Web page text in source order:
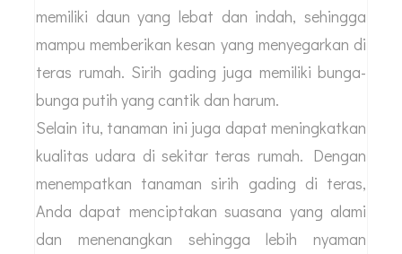
memiliki daun yang lebat dan indah, sehingga
mampu memberikan kesan yang menyegarkan di
teras rumah. Sirih gading juga memiliki bunga-
bunga putih yang cantik dan harum.
Selain itu, tanaman ini juga dapat meningkatkan
kualitas udara di sekitar teras rumah. Dengan
menempatkan tanaman sirih gading di teras,
Anda dapat menciptakan suasana yang alami
dan menenangkan sehingga lebih nyaman